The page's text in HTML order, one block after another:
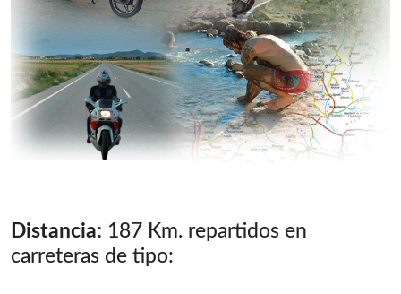
Distancia: 187 Km. repartidos en
carreteras de tipo: